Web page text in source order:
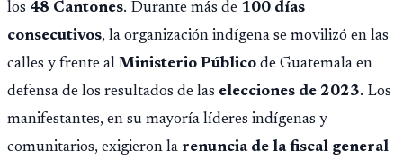
los 48 Cantones. Durante más de 100 días
consecutivos, la organización indígena se movilizó en las
calles y frente al Ministerio Público de Guatemala en
defensa de los resultados de las elecciones de 2023. Los
manifestantes, en su mayoría líderes indígenas y
comunitarios, exigieron la renuncia de la fiscal general